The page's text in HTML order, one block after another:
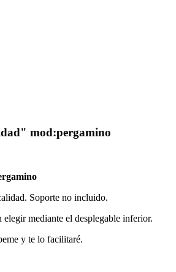
mod:pergamino
Soporte no incluido.
mediante el desplegable inferior.
y te lo facilitaré.